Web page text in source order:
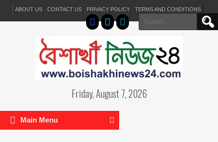
ABOUT US CONTACT US PRIVACY POLICY TERMS AND CONDITIONS
Search
for:
Friday, August 7, 2026
Main Menu